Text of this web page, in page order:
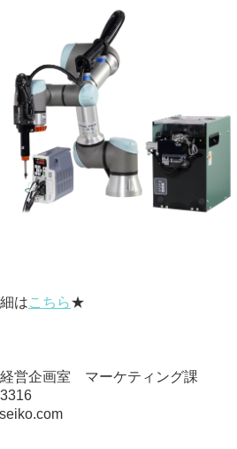
はこちら★
営企画室 マーケティング課